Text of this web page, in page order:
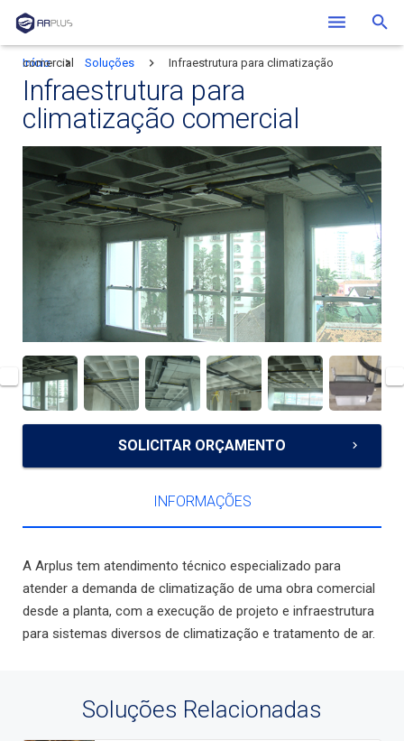
Quem Somos
Soluções
Clientes
Blog
Início Soluções
Infraestrutura para climatização comercial
Infraestrutura para
climatização comercial
SOLICITAR ORÇAMENTO keyboard_arrow_right
INFORMAÇÕES
A Arplus tem atendimento técnico especializado para
atender a demanda de climatização de uma obra comercial
desde a planta, com a execução de projeto e infraestrutura
para sistemas diversos de climatização e tratamento de ar.
Soluções Relacionadas